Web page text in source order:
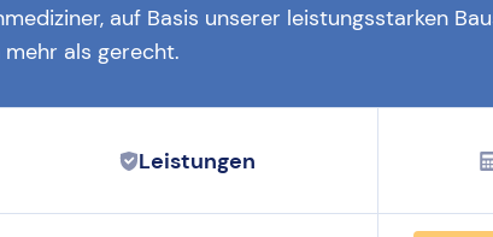
auf Basis unserer leistungsstarken
mehr als gerecht.
Leistungen